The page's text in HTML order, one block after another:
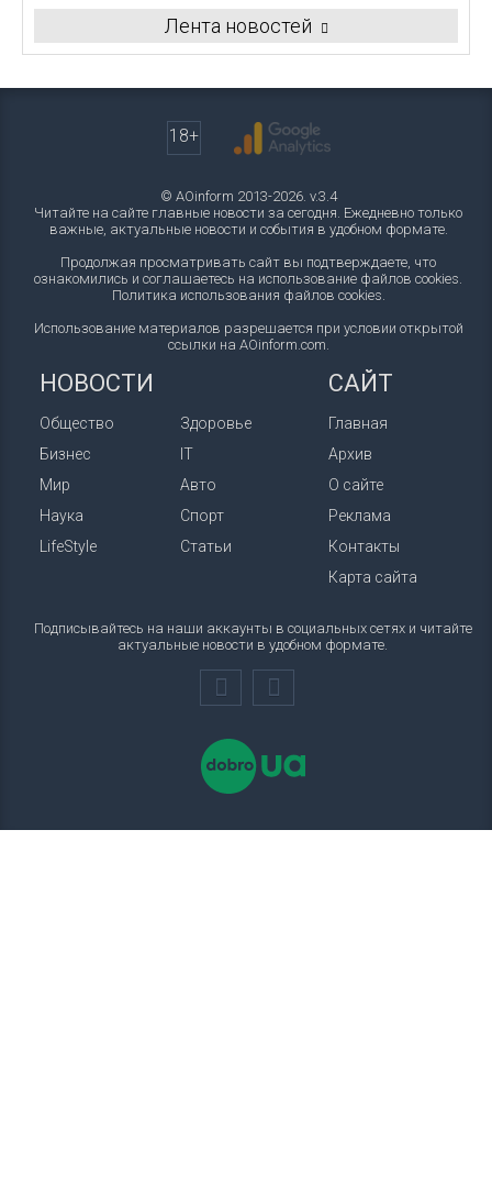
Лента новостей
18+
© AOinform 2013-2026. v.3.4
Читайте на сайте главные новости за сегодня. Ежедневно только
важные, актуальные новости и события в удобном формате.
Продолжая просматривать сайт вы подтверждаете, что
ознакомились и соглашаетесь на использование файлов cookies.
Политика использования файлов cookies.
Использование материалов разрешается при условии открытой
ссылки на AOinform.com.
НОВОСТИ
Общество
Бизнес
Мир
Наука
LifeStyle
Здоровье
IT
Авто
Спорт
Статьи
САЙТ
Главная
Архив
О сайте
Реклама
Контакты
Карта сайта
Подписывайтесь на наши аккаунты в социальных сетях и читайте
актуальные новости в удобном формате.